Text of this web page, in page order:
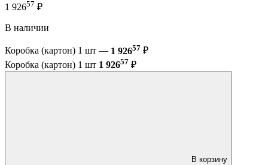
1 92657 ₽
В наличии
Коробка (картон) 1 шт — 1 92657 ₽
Коробка (картон) 1 шт 1 92657 ₽
В корзину